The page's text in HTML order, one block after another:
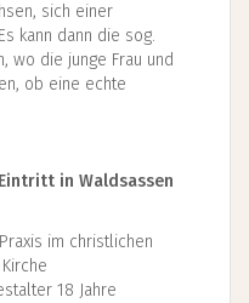
sich einer
kann dann die sog.
wo die junge Frau und
ob eine echte
in Waldsassen
im christlichen
18 Jahre